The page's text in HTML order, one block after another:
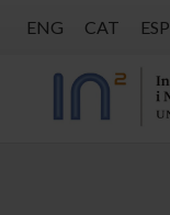
ENG CAT ESP